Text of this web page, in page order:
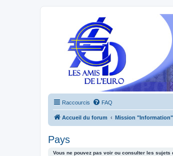
Raccourcis FAQ
Accueil du forum Mission "Information"
Pays
Vous ne pouvez pas voir ou consulter les sujets